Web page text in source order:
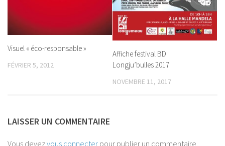
Visuel « éco-responsable »
FÉVRIER 5, 2012
Affiche festival BD
Longju’bulles 2017
NOVEMBRE 11, 2017
LAISSER UN COMMENTAIRE
Vous devezvous connecter pour publier un commentaire.